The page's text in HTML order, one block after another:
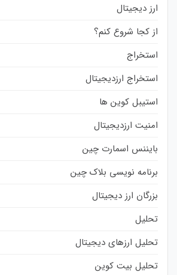
ارز دیجیتال
از کجا شروع کنم؟
استخراج
استخراج ارزدیجیتال
استیبل کوین ها
امنیت ارزدیجیتال
بایننس اسمارت چین
برنامه نویسی بلاک چین
بزرگان ارز دیجیتال
تحلیل
تحلیل ارزهای دیجیتال
تحلیل بیت کوین